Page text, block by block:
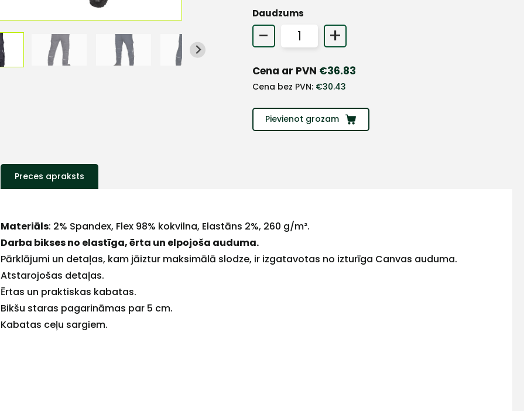
Daudzums
- +
Cena ar PVN €36.83
Cena bez PVN: €30.43
Pievienot grozam
Preces apraksts
Materiāls: 2% Spandex, Flex 98% kokvilna, Elastāns 2%, 260 g/m².
Darba bikses no elastīga, ērta un elpojoša auduma.
Pārklājumi un detaļas, kam jāiztur maksimālā slodze, ir izgatavotas no izturīga Canvas auduma.
Atstarojošas detaļas.
Ērtas un praktiskas kabatas.
Bikšu staras pagarināmas par 5 cm.
Kabatas ceļu sargiem.+